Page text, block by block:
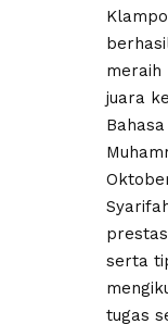
meraih
juara
serta
tugas